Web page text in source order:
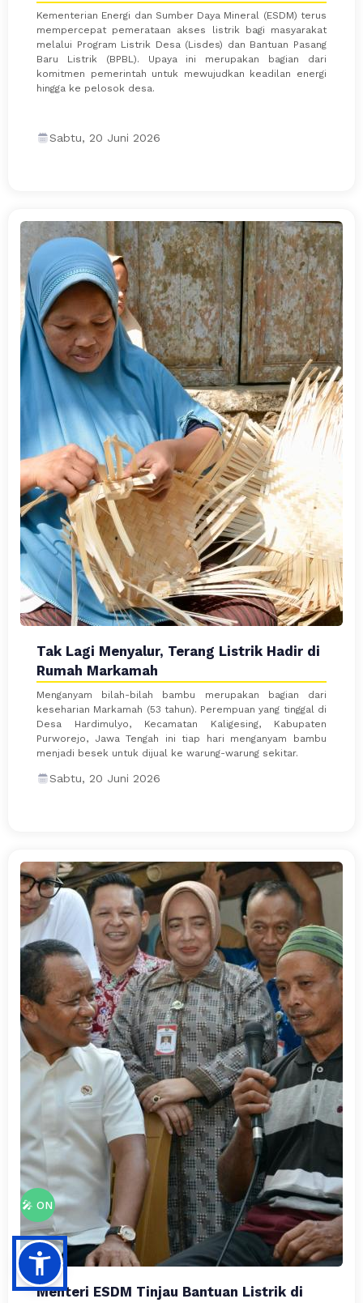
Kementerian Energi dan Sumber Daya Mineral (ESDM) terus
mempercepat pemerataan akses listrik bagi masyarakat
melalui Program Listrik Desa (Lisdes) dan Bantuan Pasang
Baru Listrik (BPBL). Upaya ini merupakan bagian dari
komitmen pemerintah untuk mewujudkan keadilan energi
hingga ke pelosok desa.
Sabtu, 20 Juni 2026
Tak Lagi Menyalur, Terang Listrik Hadir di
Rumah Markamah
Menganyam bilah-bilah bambu merupakan bagian dari
keseharian Markamah (53 tahun). Perempuan yang tinggal di
Desa Hardimulyo, Kecamatan Kaligesing, Kabupaten
Purworejo, Jawa Tengah ini tiap hari menganyam bambu
menjadi besek untuk dijual ke warung-warung sekitar.
Sabtu, 20 Juni 2026
Menteri ESDM Tinjau Bantuan Listrik di
🎤 ON